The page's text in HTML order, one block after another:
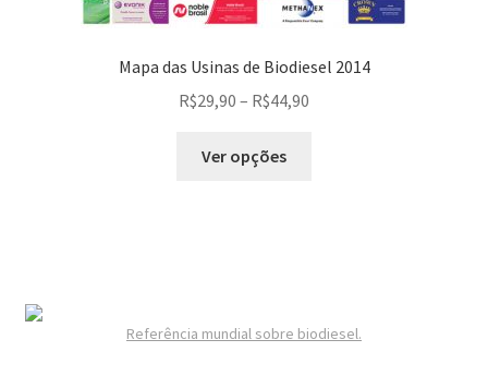
Mapa das Usinas de Biodiesel 2014
R$29,90 – R$44,90
Ver opções
Referência mundial sobre biodiesel.